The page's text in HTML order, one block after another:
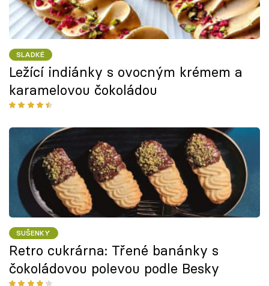
SLADKÉ
Ležící indiánky s ovocným krémem a
karamelovou čokoládou
SUŠENKY
Retro cukrárna: Třené banánky s
čokoládovou polevou podle Besky